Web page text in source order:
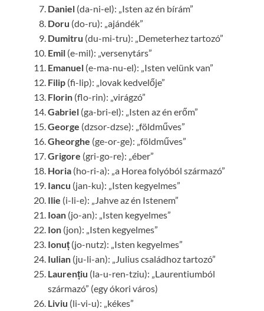
Daniel (da-ni-el): „Isten az én bírám”
Doru (do-ru): „ajándék”
Dumitru (du-mi-tru): „Demeterhez tartozó”
Emil (e-mil): „versenytárs”
Emanuel (e-ma-nu-el): „Isten velünk van”
Filip (fi-lip): „lovak kedvelője”
Florin (flo-rin): „virágzó”
Gabriel (ga-bri-el): „Isten az én erőm”
George (dzsor-dzse): „földműves”
Gheorghe (ge-or-ge): „földműves”
Grigore (gri-go-re): „éber”
Horia (ho-ri-a): „a Horea folyóból származó”
Iancu (jan-ku): „Isten kegyelmes”
Ilie (i-li-e): „Jahve az én Istenem”
Ioan (jo-an): „Isten kegyelmes”
Ion (jon): „Isten kegyelmes”
Ionuț (jo-nutz): „Isten kegyelmes”
Iulian (ju-li-an): „Julius családhoz tartozó”
Laurențiu (la-u-ren-tziu): „Laurentiumból
származó” (egy ókori város)
Liviu (li-vi-u): „kékes”